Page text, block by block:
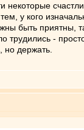
некоторые
у кого
быть приятны,
трудились -
но держать.